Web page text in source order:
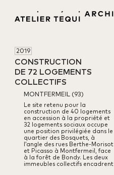
2019
CONSTRUCTION
DE 72 LOGEMENTS
COLLECTIFS
MONTFERMEIL (93)
Le site retenu pour la
construction de 40 logements
en accession à la propriété et
32 logements sociaux occupe
une position privilégiée dans le
quartier des Bosquets, à
l’angle des rues Berthe-Morisot
et Picasso à Montfermeil, face
à la forêt de Bondy. Les deux
immeubles collectifs encadrent